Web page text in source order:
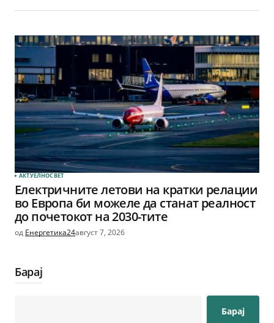
АКТУЕЛНОСВЕТ
Електричните летови на кратки релации
во Европа би можеле да станат реалност
до почетокот на 2030-тите
од Енергетика24август 7, 2026
Барај
Барај